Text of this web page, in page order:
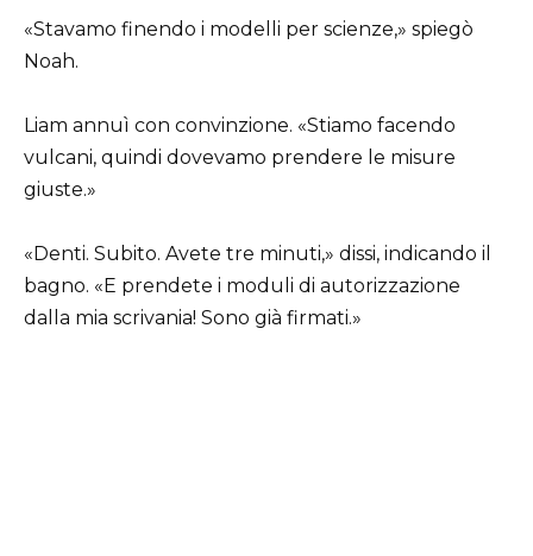
«Stavamo finendo i modelli per scienze,» spiegò
Noah.
Liam annuì con convinzione. «Stiamo facendo
vulcani, quindi dovevamo prendere le misure
giuste.»
«Denti. Subito. Avete tre minuti,» dissi, indicando il
bagno. «E prendete i moduli di autorizzazione
dalla mia scrivania! Sono già firmati.»